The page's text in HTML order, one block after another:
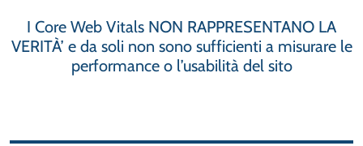
I Core Web Vitals NON RAPPRESENTANO LA
VERITÀ’ e da soli non sono sufficienti a misurare le
performance o l’usabilità del sito